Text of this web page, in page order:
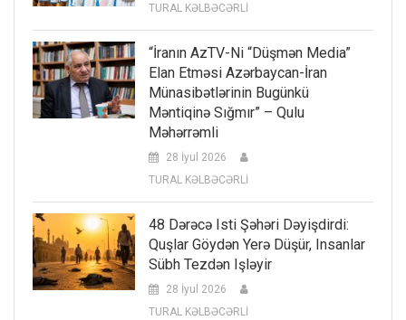
TURAL KƏLBƏCƏRLİ
“İranın AzTV-Ni “düşmən Media”
Elan Etməsi Azərbaycan-İran
Münasibətlərinin Bugünkü
Məntiqinə Sığmır” – Qulu
Məhərrəmli
28 İyul 2026
TURAL KƏLBƏCƏRLİ
48 Dərəcə Isti Şəhəri Dəyişdirdi:
Quşlar Göydən Yerə Düşür, Insanlar
Sübh Tezdən Işləyir
28 İyul 2026
TURAL KƏLBƏCƏRLİ